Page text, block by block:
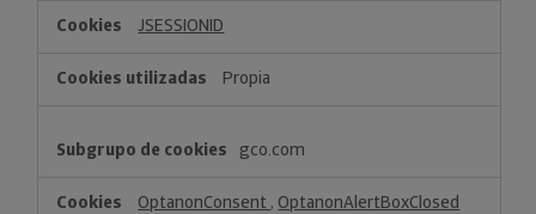
JSESSIONID
Propia
gco.com
OptanonConsent , OptanonAlertBoxClosed